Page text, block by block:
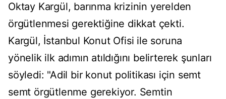
Oktay Kargül, barınma krizinin yerelden
örgütlenmesi gerektiğine dikkat çekti.
Kargül, İstanbul Konut Ofisi ile soruna
yönelik ilk adımın atıldığını belirterek şunları
söyledi: "Adil bir konut politikası için semt
semt örgütlenme gerekiyor. Semtin